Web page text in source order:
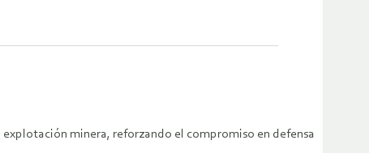
minera, reforzando el compromiso en defensa